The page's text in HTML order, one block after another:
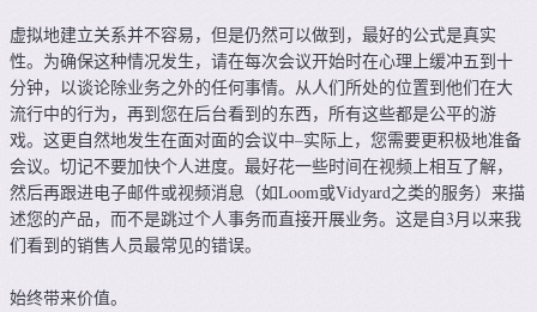
虚拟地建立关系并不容易，但是仍然可以做到，最好的公式是真实
性。为确保这种情况发生，请在每次会议开始时在心理上缓冲五到十
分钟，以谈论除业务之外的任何事情。从人们所处的位置到他们在大
流行中的行为，再到您在后台看到的东西，所有这些都是公平的游
戏。这更自然地发生在面对面的会议中–实际上，您需要更积极地准备
会议。切记不要加快个人进度。最好花一些时间在视频上相互了解，
然后再跟进电子邮件或视频消息（如Loom或Vidyard之类的服务）来描
述您的产品，而不是跳过个人事务而直接开展业务。这是自3月以来我
们看到的销售人员最常见的错误。
始终带来价值。